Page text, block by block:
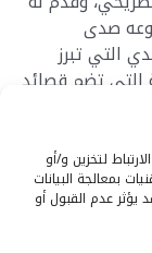
لتخزين و/أو
بمعالجة البيانات
عدم القبول أو
صدى
التي تبرز
التي تضم قصائد
للهند
مختلفة،
ــ الهندية
الحضارية